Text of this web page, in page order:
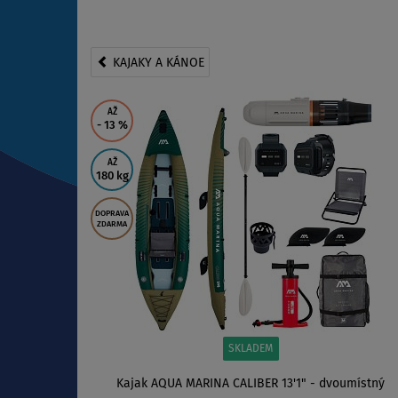
KAJAKY A KÁNOE
AŽ
- 13 %
AŽ
180 kg
DOPRAVA
ZDARMA
SKLADEM
Kajak AQUA MARINA CALIBER 13'1" - dvoumístný